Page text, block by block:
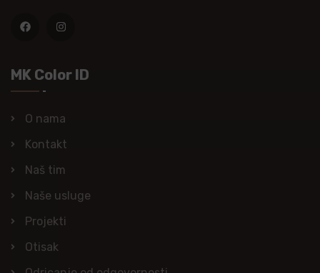
MK Color ID
O nama
Kontakt
Naš tim
Naše usluge
Projekti
Otisak